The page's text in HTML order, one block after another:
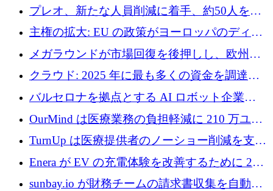
Bending Spoonsが米国IPOを申請、英国首相が
4億ポンドのチップ計画を発表
プレオ、新たな人員削減に着手、約50人を解
雇
主権の拡大: EU の政策がヨーロッパのディー
プテック戦略をどのように再構築しているか
メガラウンドが市場回復を後押しし、欧州の
ハイテク資金調達は5月に105億ユーロに回復
クラウド: 2025 年に最も多くの資金を調達し
た 10 社
バルセロナを拠点とする AI ロボット企業
Theker が 8,500 万ドルを調達
OurMind は医療業務の負担軽減に 210 万ユー
ロを寄付
TurnUp は医療提供者のノーショー削減を支援
するために 200 万ユーロを調達
Enera が EV の充電体験を改善するために 200
万ドルを調達
sunbay.io が財務チームの請求書収集を自動化